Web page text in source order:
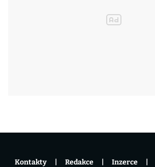
Kontakty Redakce Inzerce